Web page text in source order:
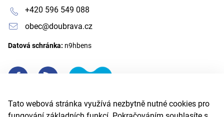
Tato webová stránka využívá nezbytně nutné cookies pro
+420 596 549 088
obec@doubrava.cz
Datová schránka: n9hbens